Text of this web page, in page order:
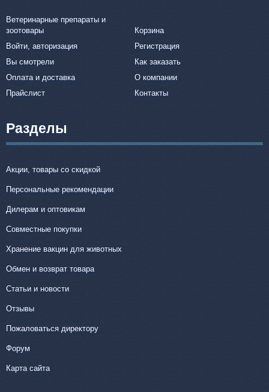
Ветеринарные препараты и
зоотовары
Корзина
Войти, авторизация
Регистрация
Вы смотрели
Как заказать
Оплата и доставка
О компании
Прайслист
Контакты
Разделы
Акции, товары со скидкой
Персональные рекомендации
Дилерам и оптовикам
Совместные покупки
Хранение вакцин для животных
Обмен и возврат товара
Статьи и новости
Отзывы
Пожаловаться директору
Форум
Карта сайта